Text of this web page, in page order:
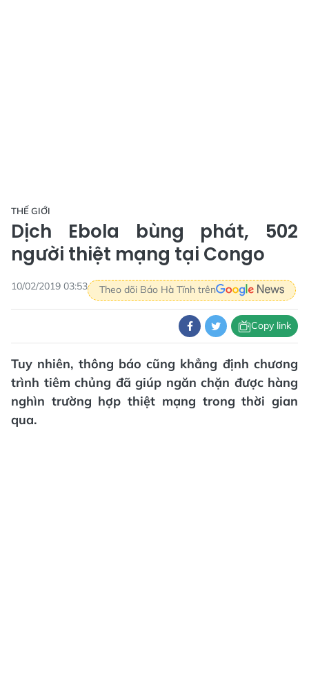
THẾ GIỚI
Dịch Ebola bùng phát, 502
người thiệt mạng tại Congo
10/02/2019 03:53 Theo dõi Báo Hà Tĩnh trên
Copy link
Tuy nhiên, thông báo cũng khẳng định chương
trình tiêm chủng đã giúp ngăn chặn được hàng
nghìn trường hợp thiệt mạng trong thời gian
qua.